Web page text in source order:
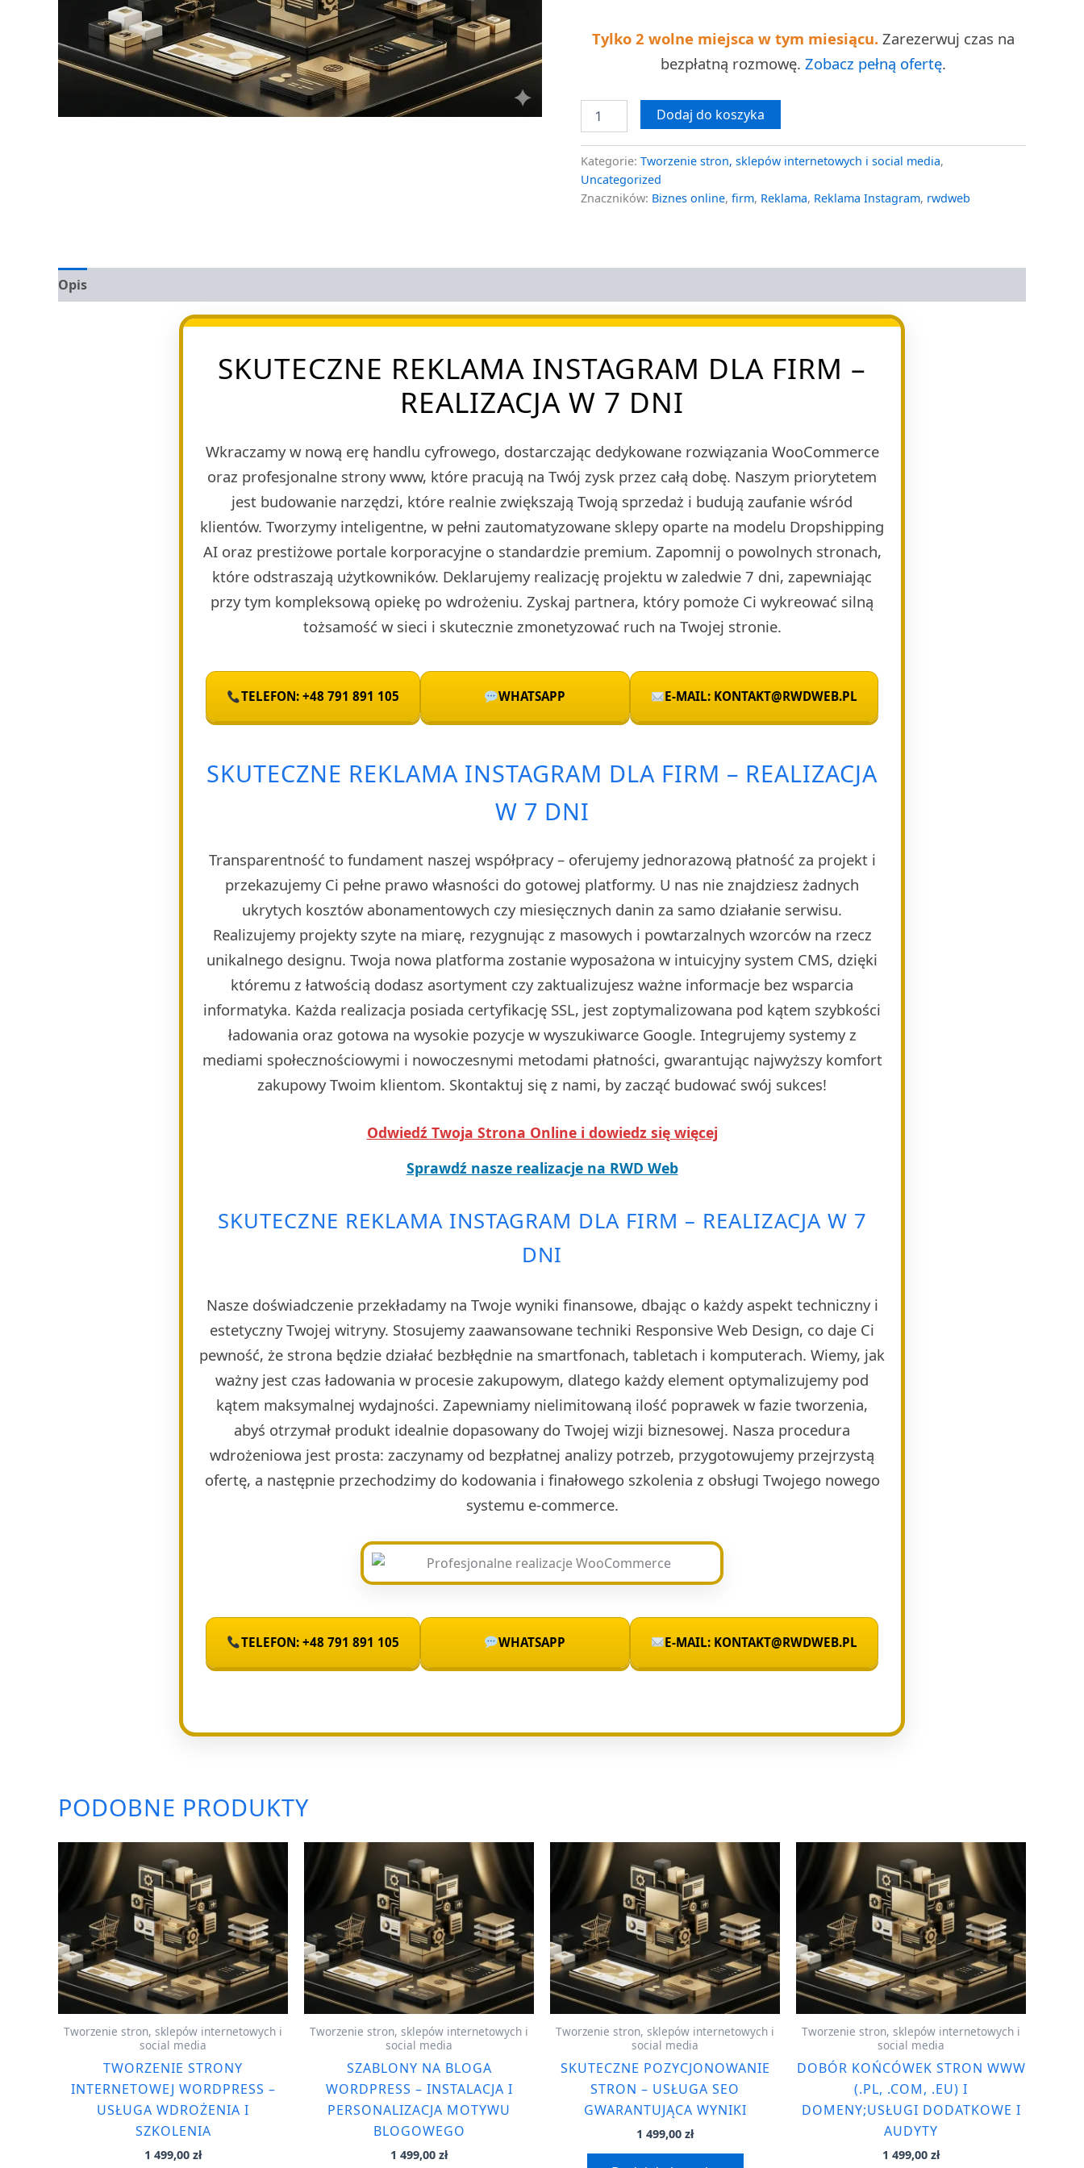
Tylko 2 wolne miejsca w tym miesiącu. Zarezerwuj czas na
bezpłatną rozmowę. Zobacz pełną ofertę.
Dodaj do koszyka
Kategorie: Tworzenie stron, sklepów internetowych i social media,
Uncategorized
Znaczników: Biznes online, firm, Reklama, Reklama Instagram, rwdweb
Opis
SKUTECZNE REKLAMA INSTAGRAM DLA FIRM –
REALIZACJA W 7 DNI
Wkraczamy w nową erę handlu cyfrowego, dostarczając dedykowane rozwiązania WooCommerce
oraz profesjonalne strony www, które pracują na Twój zysk przez całą dobę. Naszym priorytetem
jest budowanie narzędzi, które realnie zwiększają Twoją sprzedaż i budują zaufanie wśród
klientów. Tworzymy inteligentne, w pełni zautomatyzowane sklepy oparte na modelu Dropshipping
AI oraz prestiżowe portale korporacyjne o standardzie premium. Zapomnij o powolnych stronach,
które odstraszają użytkowników. Deklarujemy realizację projektu w zaledwie 7 dni, zapewniając
przy tym kompleksową opiekę po wdrożeniu. Zyskaj partnera, który pomoże Ci wykreować silną
tożsamość w sieci i skutecznie zmonetyzować ruch na Twojej stronie.
TELEFON: +48 791 891 105 WHATSAPP E-MAIL: KONTAKT@RWDWEB.PL
SKUTECZNE REKLAMA INSTAGRAM DLA FIRM – REALIZACJA
W 7 DNI
Transparentność to fundament naszej współpracy – oferujemy jednorazową płatność za projekt i
przekazujemy Ci pełne prawo własności do gotowej platformy. U nas nie znajdziesz żadnych
ukrytych kosztów abonamentowych czy miesięcznych danin za samo działanie serwisu.
Realizujemy projekty szyte na miarę, rezygnując z masowych i powtarzalnych wzorców na rzecz
unikalnego designu. Twoja nowa platforma zostanie wyposażona w intuicyjny system CMS, dzięki
któremu z łatwością dodasz asortyment czy zaktualizujesz ważne informacje bez wsparcia
informatyka. Każda realizacja posiada certyfikację SSL, jest zoptymalizowana pod kątem szybkości
ładowania oraz gotowa na wysokie pozycje w wyszukiwarce Google. Integrujemy systemy z
mediami społecznościowymi i nowoczesnymi metodami płatności, gwarantując najwyższy komfort
zakupowy Twoim klientom. Skontaktuj się z nami, by zacząć budować swój sukces!
Odwiedź Twoja Strona Online i dowiedz się więcej
Sprawdź nasze realizacje na RWD Web
SKUTECZNE REKLAMA INSTAGRAM DLA FIRM – REALIZACJA W 7
DNI
Nasze doświadczenie przekładamy na Twoje wyniki finansowe, dbając o każdy aspekt techniczny i
estetyczny Twojej witryny. Stosujemy zaawansowane techniki Responsive Web Design, co daje Ci
pewność, że strona będzie działać bezbłędnie na smartfonach, tabletach i komputerach. Wiemy, jak
ważny jest czas ładowania w procesie zakupowym, dlatego każdy element optymalizujemy pod
kątem maksymalnej wydajności. Zapewniamy nielimitowaną ilość poprawek w fazie tworzenia,
abyś otrzymał produkt idealnie dopasowany do Twojej wizji biznesowej. Nasza procedura
wdrożeniowa jest prosta: zaczynamy od bezpłatnej analizy potrzeb, przygotowujemy przejrzystą
ofertę, a następnie przechodzimy do kodowania i finałowego szkolenia z obsługi Twojego nowego
systemu e-commerce.
TELEFON: +48 791 891 105 WHATSAPP E-MAIL: KONTAKT@RWDWEB.PL
PODOBNE PRODUKTY
Tworzenie stron, sklepów internetowych i
social media
TWORZENIE STRONY
INTERNETOWEJ WORDPRESS –
USŁUGA WDROŻENIA I
SZKOLENIA
1 499,00 zł
Tworzenie stron, sklepów internetowych i
social media
SZABLONY NA BLOGA
WORDPRESS – INSTALACJA I
PERSONALIZACJA MOTYWU
BLOGOWEGO
1 499,00 zł
Tworzenie stron, sklepów internetowych i
social media
SKUTECZNE POZYCJONOWANIE
STRON – USŁUGA SEO
GWARANTUJĄCA WYNIKI
1 499,00 zł
Tworzenie stron, sklepów internetowych i
social media
DOBÓR KOŃCÓWEK STRON WWW
(.PL, .COM, .EU) I
DOMENY;USŁUGI DODATKOWE I
AUDYTY
1 499,00 zł